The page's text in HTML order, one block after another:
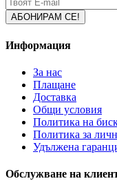
Информация
За нас
Плащане
Доставка
Общи условия
Политика на
Политика за
Удължена
Обслужване на